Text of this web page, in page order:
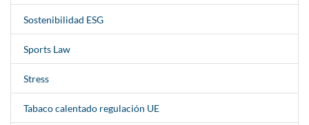
Sostenibilidad ESG
Sports Law
Stress
Tabaco calentado regulación UE